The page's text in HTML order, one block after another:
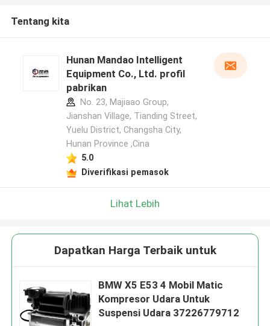
Tentang kita
Hunan Mandao Intelligent
Equipment Co., Ltd. profil
pabrikan
No. 23, Majiaao Group,
Jianshan Village, Tianding Street,
Yuelu District, Changsha City,
Hunan Province ,Cina
5.0
Diverifikasi pemasok
Lihat Lebih
Dapatkan Harga Terbaik untuk
BMW X5 E53 4 Mobil Matic
Kompresor Udara Untuk
Suspensi Udara 37226779712